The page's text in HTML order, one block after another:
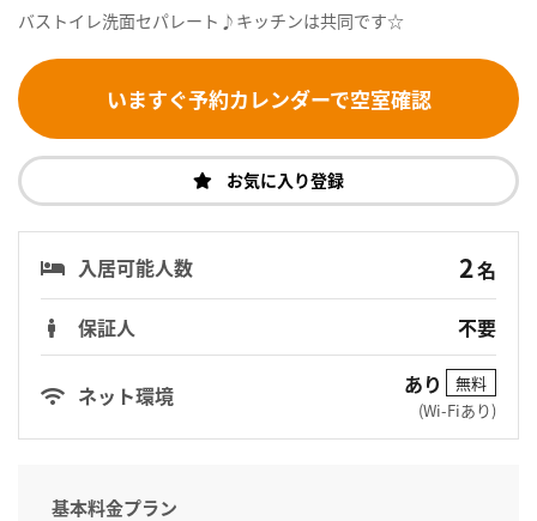
バストイレ洗面セパレート♪キッチンは共同です☆
いますぐ予約カレンダーで空室確認
お気に入り登録
入居可能人数 2名
保証人
不要
ネット環境 あり
無料
(Wi-Fiあり)
基本料金プラン